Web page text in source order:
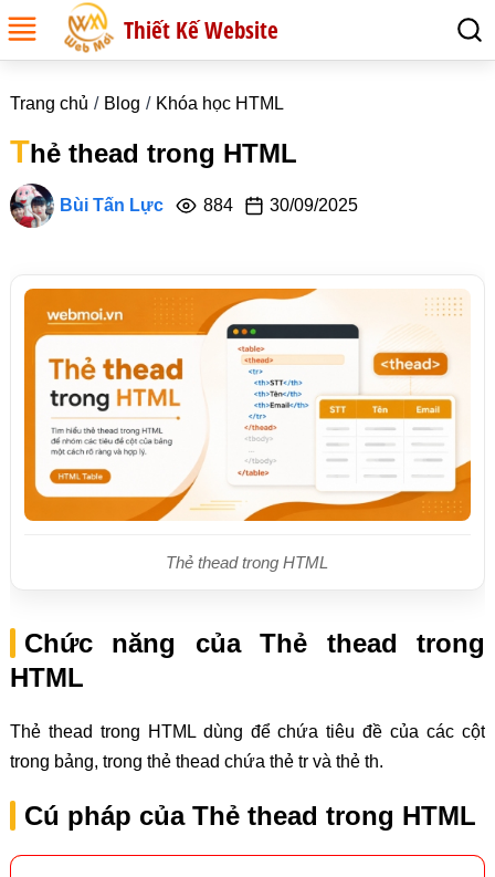
Thiết Kế Website
Trang chủ Blog Khóa học HTML
Thẻ thead trong HTML
Bùi Tấn Lực 884 30/09/2025
Thẻ thead trong HTML
Chức năng của Thẻ thead trong
HTML
Thẻ thead trong HTML dùng để chứa tiêu đề của các cột
trong bảng, trong thẻ thead chứa thẻ tr và thẻ th.
Cú pháp của Thẻ thead trong HTML